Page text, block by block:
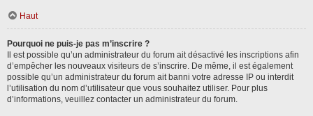
Haut
Pourquoi ne puis-je pas m’inscrire ?
Il est possible qu’un administrateur du forum ait désactivé les inscriptions afin
d’empêcher les nouveaux visiteurs de s’inscrire. De même, il est également
possible qu’un administrateur du forum ait banni votre adresse IP ou interdit
l’utilisation du nom d’utilisateur que vous souhaitez utiliser. Pour plus
d’informations, veuillez contacter un administrateur du forum.